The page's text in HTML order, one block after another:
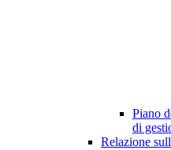
Piano
di
Relazione